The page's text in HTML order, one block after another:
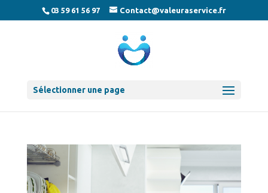
03 59 61 56 97 Contact@valeuraservice.fr
Sélectionner une page